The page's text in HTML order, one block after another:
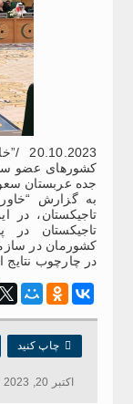
جده عربستان
به گزارش
تاجیکستان، در
تاجیکستان در
کشورمان در
در چارچوب
 چاپ کنید
اکتبر 20, 2023 15:05, 801 بازدید ها